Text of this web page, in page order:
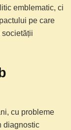
emblematic, ci
pe care
cu probleme
diagnostic